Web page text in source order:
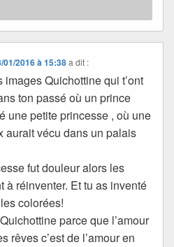
01/2016 à 15:38 a dit :
Quichottine qui t’ont
ton passé où un prince
une petite princesse , où une
aurait vécu dans un palais
fut douleur alors les
à réinventer. Et tu as inventé
colorées!
parce que l’amour
rêves c’est de l’amour en